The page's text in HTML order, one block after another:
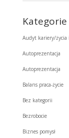
Kategorie
Audyt kariery/życia
Autoprezentacja
Autoprezentacja
Balans praca-życie
Bez kategorii
Bezrobocie
Biznes pomysł